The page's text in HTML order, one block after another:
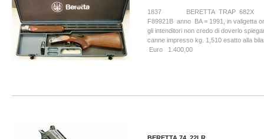
1837 BERETTA TRAP 682X
F89921B anno BA = 1991, in valigetta
gli intenditori non credo di doverlo
canne impresso kg. 1,510 esatto alla
Euro 1.400,00